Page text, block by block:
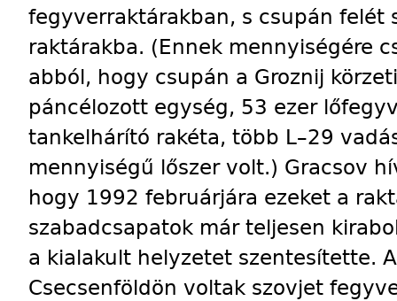
fegyverraktárakban, s csupán felét
raktárakba. (Ennek mennyiségére
abból, hogy csupán a Groznij
páncélozott egység, 53 ezer
tankelhárító rakéta, több L–29
mennyiségű lőszer volt.) Gracsov
hogy 1992 februárjára ezeket a
szabadcsapatok már teljesen
a kialakult helyzetet szentesítette.
Csecsenföldön voltak szovjet